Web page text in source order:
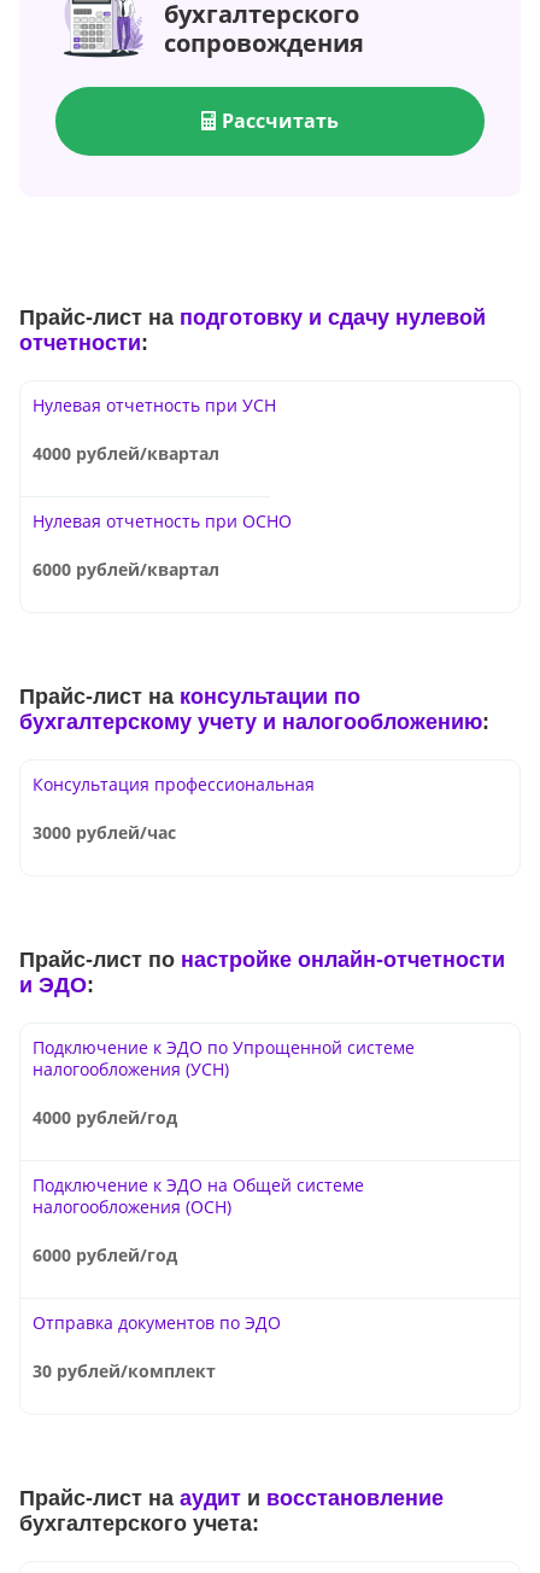
бухгалтерского
сопровождения
Рассчитать
Прайс-лист на подготовку и сдачу нулевой
отчетности:
Нулевая отчетность при УСН
4000 рублей/квартал
Нулевая отчетность при ОСНО
6000 рублей/квартал
Прайс-лист на консультации по
бухгалтерскому учету и налогообложению:
Консультация профессиональная
3000 рублей/час
Прайс-лист по настройке онлайн-отчетности
и ЭДО:
Подключение к ЭДО по Упрощенной системе
налогообложения (УСН)
4000 рублей/год
Подключение к ЭДО на Общей системе
налогообложения (ОСН)
6000 рублей/год
Отправка документов по ЭДО
30 рублей/комплект
Прайс-лист на аудит и восстановление
бухгалтерского учета: